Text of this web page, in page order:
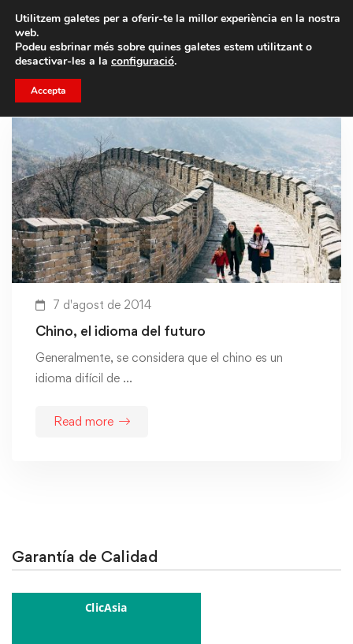
Porta un amic i emporteu-vos un total de 75€ de
descompte.
7 d'agost de 2014
Chino, el idioma del futuro
Generalmente, se considera que el chino es un
idioma difícil de …
Read more
Garantía de Calidad
Utilitzem galetes per a oferir-te la millor experiència en la nostra
web.
Podeu esbrinar més sobre quines galetes estem utilitzant o
desactivar-les a la configuració.
Accepta